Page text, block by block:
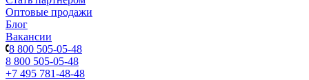
Оптовые продажи
Блог
Вакансии
8 800 505-05-48
8 800 505-05-48
+7 495 781-48-48